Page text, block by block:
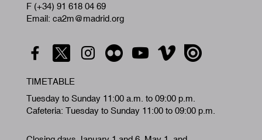
F (+34) 91 618 04 69
Email: ca2m@madrid.org
TIMETABLE
Tuesday to Sunday 11:00 a.m. to 09:00 p.m.
Cafeteria: Tuesday to Sunday 11:00 to 09:00 p.m.